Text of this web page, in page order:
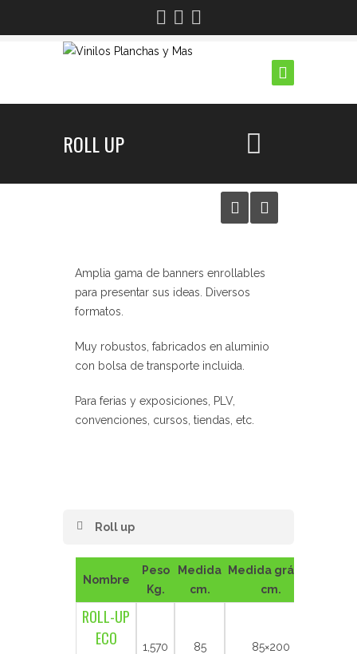
ROLL UP
Amplia gama de banners enrollables
para presentar sus ideas. Diversos
formatos.
Muy robustos, fabricados en aluminio
con bolsa de transporte incluida.
Para ferias y exposiciones, PLV,
convenciones, cursos, tiendas, etc.
Roll up
Nombre
Peso
Kg.
Medida
cm.
Medida gráfica
cm.
ROLL-UP
ECO
1,570 85 85×200